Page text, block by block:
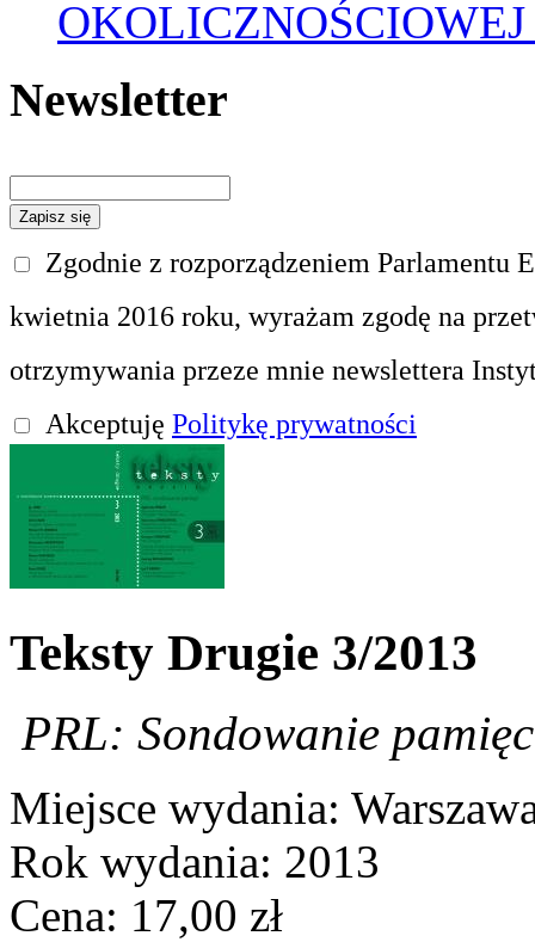
Newsletter
Zgodnie z rozporządzeniem Parlamentu
kwietnia 2016 roku, wyrażam zgodę na
otrzymywania przeze mnie newslettera
Akceptuję Politykę prywatności
Teksty Drugie 3/2013
PRL: Sondowanie
Miejsce wydania:
Rok wydania: 2013
Cena: 17,00 zł